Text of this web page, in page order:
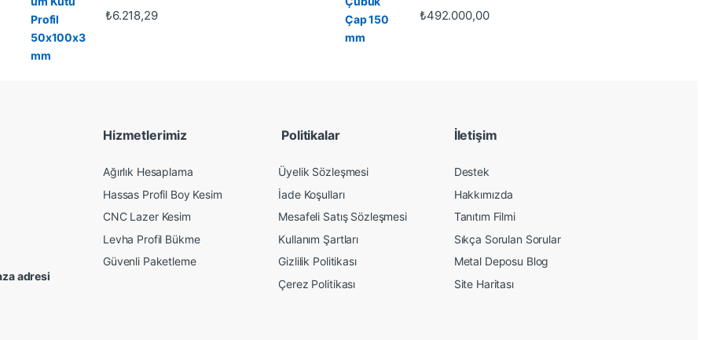
₺6.218,29 ₺492.000,00
adresi
Hizmetlerimiz
Ağırlık Hesaplama
Hassas Profil Boy Kesim
CNC Lazer Kesim
Levha Profil Bükme
Güvenli Paketleme
Politikalar
Üyelik Sözleşmesi
İade Koşulları
Mesafeli Satış Sözleşmesi
Kullanım Şartları
Gizlilik Politikası
Çerez Politikası
İletişim
Destek
Hakkımızda
Tanıtım Filmi
Sıkça Sorulan Sorular
Metal Deposu Blog
Site Haritası